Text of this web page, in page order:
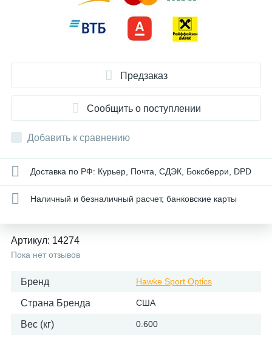
Предзаказ
Сообщить о поступлении
Добавить к сравнению
Доставка по РФ: Курьер, Почта, СДЭК, Боксберри, DPD
Наличный и безналичный расчет, банковские карты
Артикул: 14274
Пока нет отзывов
Бренд Hawke Sport Optics
Страна Бренда США
Вес (кг) 0.600